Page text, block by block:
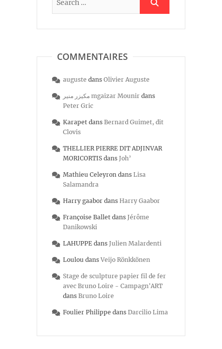
COMMENTAIRES
auguste dans Olivier Auguste
مكيزر منير mgaizar Mounir dans
Peter Gric
Karapet dans Bernard Guimet, dit
Clovis
THELLIER PIERRE DIT ADJINVAR
MORICORTIS dans Joh’
Mathieu Celeyron dans Lisa
Salamandra
Harry gaabor dans Harry Gaabor
Françoise Ballet dans Jérôme
Danikowski
LAHUPPE dans Julien Malardenti
Loulou dans Veijo Rönkkönen
Stage de sculpture papier fil de fer
avec Bruno Loire - Campagn'ART
dans Bruno Loire
Foulier Philippe dans Darcilio Lima